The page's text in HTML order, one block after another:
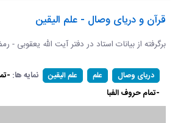
قرآن و دریای وصال - علم الیقین
برگرفته از بیانات استاد در دفتر آیت الله یعقوبی - رمضان
دریای وصال علم علم الیقین نمایه ها: -
-تمام حروف الفبا